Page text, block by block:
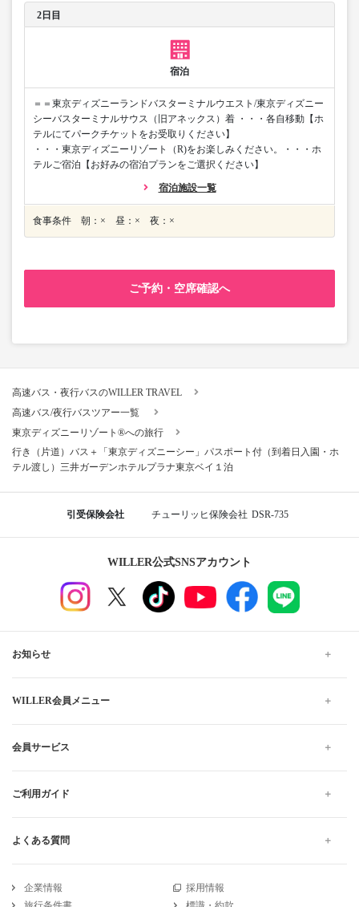
2日目
宿泊
＝＝東京ディズニーランドバスターミナルウエスト/東京ディズニー
シーバスターミナルサウス（旧アネックス）着 ・・・各自移動【ホ
テルにてパークチケットをお受取りください】
・・・東京ディズニーリゾート（R)をお楽しみください。・・・ホ
テルご宿泊【お好みの宿泊プランをご選択ください】
宿泊施設一覧
食事条件 朝：× 昼：× 夜：×
ご予約・空席確認へ
高速バス・夜行バスのWILLER TRAVEL
高速バス/夜行バスツアー一覧
東京ディズニーリゾート®への旅行
行き（片道）バス＋「東京ディズニーシー」パスポート付（到着日入園・ホ
テル渡し）三井ガーデンホテルプラナ東京ベイ１泊
引受保険会社 チューリッヒ保険会社 DSR-735
WILLER公式SNSアカウント
お知らせ
WILLER会員メニュー
会員サービス
ご利用ガイド
よくある質問
企業情報
採用情報